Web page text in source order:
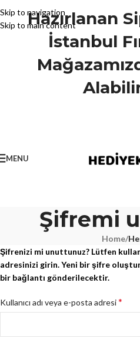
Skip to navigation
Skip to main content
Hazırlanan
İstanbul
MENU
Şifremi
Home/
Şifrenizi mi unuttunuz? Lütfen
adresinizi girin. Yeni bir şifre
bir bağlantı gönderilecektir.
Kullanıcı adı veya e-posta adresi*